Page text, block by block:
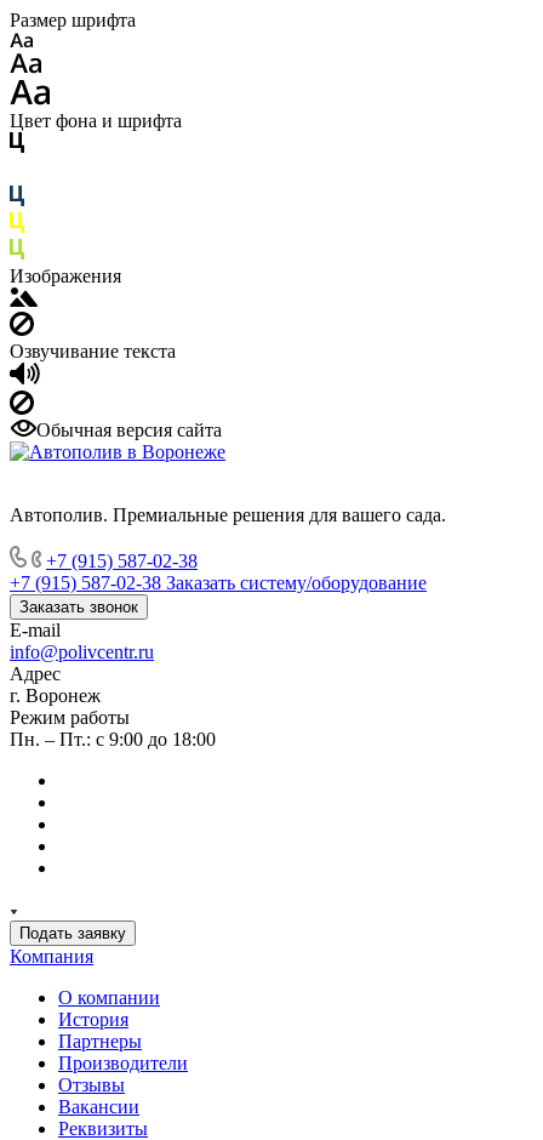
Размер шрифта
Цвет фона и шрифта
Изображения
Озвучивание текста
Обычная версия сайта
Автополив. Премиальные решения для вашего сада.
+7 (915) 587-02-38
+7 (915) 587-02-38 Заказать систему/оборудование
Заказать звонок
E-mail
info@polivcentr.ru
Адрес
г. Воронеж
Режим работы
Пн. – Пт.: с 9:00 до 18:00
Подать заявку
Компания
О компании
История
Партнеры
Производители
Отзывы
Вакансии
Реквизиты